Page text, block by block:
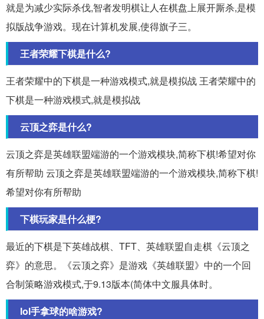
就是为减少实际杀伐,智者发明棋让人在棋盘上展开厮杀,是模
拟版战争游戏。现在计算机发展,使得旗子三。
王者荣耀下棋是什么?
王者荣耀中的下棋是一种游戏模式,就是模拟战 王者荣耀中的
下棋是一种游戏模式,就是模拟战
云顶之弈是什么?
云顶之弈是英雄联盟端游的一个游戏模块,简称下棋!希望对你
有所帮助 云顶之弈是英雄联盟端游的一个游戏模块,简称下棋!
希望对你有所帮助
下棋玩家是什么梗?
最近的下棋是下英雄战棋、TFT、英雄联盟自走棋《云顶之
弈》的意思。《云顶之弈》是游戏《英雄联盟》中的一个回
合制策略游戏模式,于9.13版本(简体中文服具体时。
lol手拿球的啥游戏?